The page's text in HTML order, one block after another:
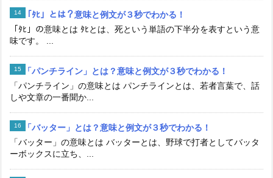
「ﾀﾋ」とは？意味と例文が３秒でわかる！
「ﾀﾋ」の意味とは ﾀﾋとは、死という単語の下半分を表すという意
味です。 ...
「パンチライン」とは？意味と例文が３秒でわかる！
「パンチライン」の意味とは パンチラインとは、若者言葉で、話
しや文章の一番聞か...
「バッター」とは？意味と例文が３秒でわかる！
「バッター」の意味とは バッターとは、野球で打者としてバッタ
ーボックスに立ち、...